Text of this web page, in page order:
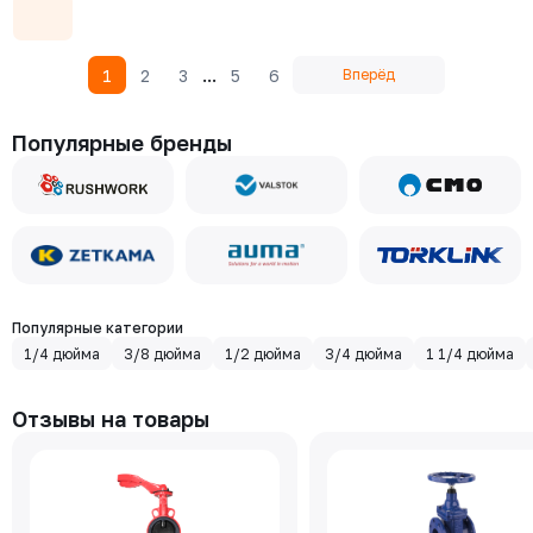
1 2 3 ... 5 6 Вперёд
Популярные бренды
Популярные категории
1/4 дюйма
3/8 дюйма 1/2 дюйма 3/4 дюйма 1 1/4 дюйма
Отзывы на товары